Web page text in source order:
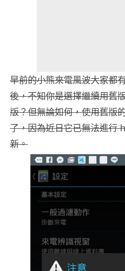
早前的小熊來電風波大家都
後，不知你是選擇繼續用舊
版？但無論如何，使用舊版
了，因為近日它已無法進行
新。